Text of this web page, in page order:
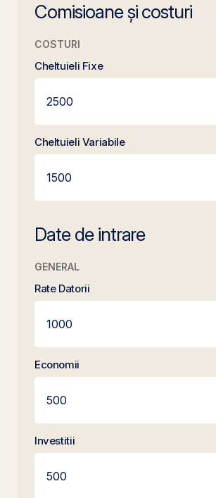
Comisioane și costuri
COSTURI
Cheltuieli Fixe
Cheltuieli Variabile
Date de intrare
GENERAL
Rate Datorii
Economii
Investitii